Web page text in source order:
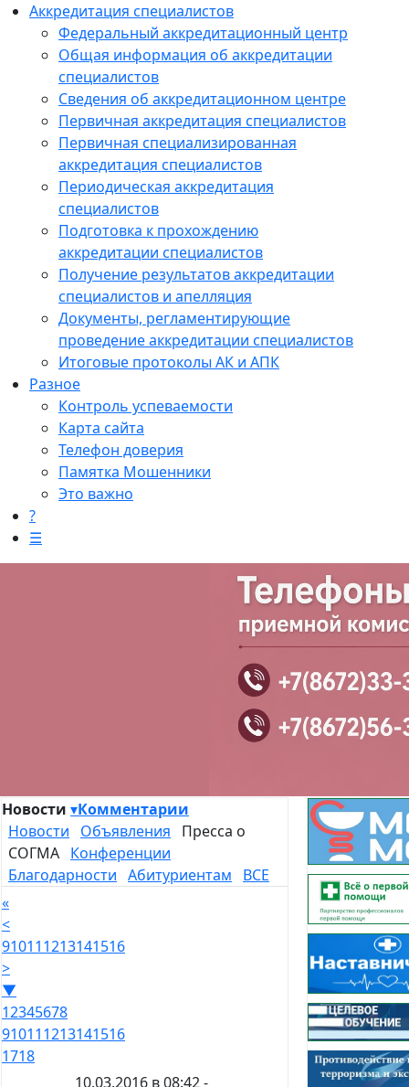
Аккредитация специалистов
Федеральный аккредитационный центр
Общая информация об аккредитации
специалистов
Сведения об аккредитационном центре
Первичная аккредитация специалистов
Первичная специализированная
аккредитация специалистов
Периодическая аккредитация
специалистов
Подготовка к прохождению
аккредитации специалистов
Получение результатов аккредитации
специалистов и апелляция
Документы, регламентирующие
проведение аккредитации специалистов
Итоговые протоколы АК и АПК
Разное
Контроль успеваемости
Карта сайта
Телефон доверия
Памятка Мошенники
Это важно
?
☰
Новости ▾Комментарии
Новости
Объявления Пресса о
СОГМА Конференции
Благодарности Абитуриентам
ВСЕ
«
<
910111213141516
>
▼
12345678
910111213141516
1718
10.03.2016 в 08:42 -